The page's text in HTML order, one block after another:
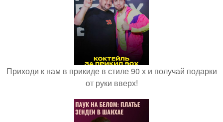
Приходи к нам в прикиде в стиле 90 х и получай подарки
от руки вверх!